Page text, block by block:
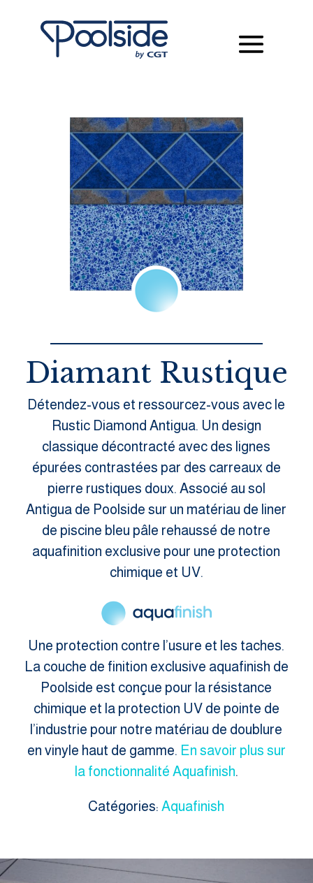
Diamant Rustique
Détendez-vous et ressourcez-vous avec le
Rustic Diamond Antigua. Un design
classique décontracté avec des lignes
épurées contrastées par des carreaux de
pierre rustiques doux. Associé au sol
Antigua de Poolside sur un matériau de liner
de piscine bleu pâle rehaussé de notre
aquafinition exclusive pour une protection
chimique et UV.
Une protection contre l’usure et les taches.
La couche de finition exclusive aquafinish de
Poolside est conçue pour la résistance
chimique et la protection UV de pointe de
l’industrie pour notre matériau de doublure
en vinyle haut de gamme. En savoir plus sur
la fonctionnalité Aquafinish.
Catégories:Aquafinish